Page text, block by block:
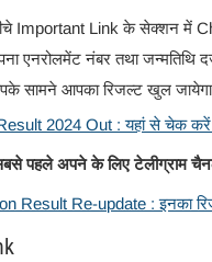
Important Link के सेक्शन में
एनरोलमेंट नंबर तथा जन्मतिथि
सामने आपका रिजल्ट खुल
2024 Out : यहां से चेक करें
पहले अपने के लिए टेलीग्राम
Result Re-update : इनका